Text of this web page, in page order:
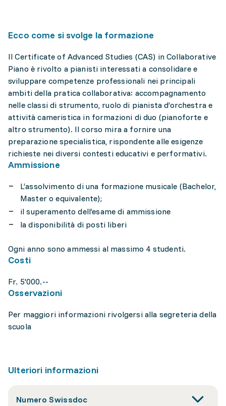
Ecco come si svolge la formazione
Il Certificate of Advanced Studies (CAS) in Collaborative
Piano è rivolto a pianisti interessati a consolidare e
sviluppare competenze professionali nei principali
ambiti della pratica collaborativa: accompagnamento
nelle classi di strumento, ruolo di pianista d’orchestra e
attività cameristica in formazioni di duo (pianoforte e
altro strumento). Il corso mira a fornire una
preparazione specialistica, rispondente alle esigenze
richieste nei diversi contesti educativi e performativi.
Ammissione
L’assolvimento di una formazione musicale (Bachelor,
Master o equivalente);
il superamento dell’esame di ammissione
la disponibilità di posti liberi
Ogni anno sono ammessi al massimo 4 studenti.
Costi
Fr. 5'000.--
Osservazioni
Per maggiori informazioni rivolgersi alla segreteria della
scuola
Ulteriori informazioni
Numero Swissdoc